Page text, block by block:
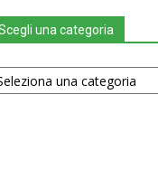
una categoria